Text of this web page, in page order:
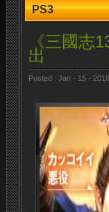
PS3
《三國志
出
Posted : Jan - 15 -